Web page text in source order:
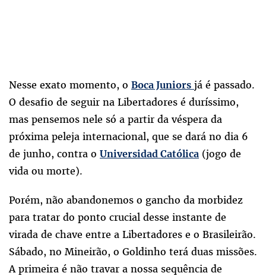
Nesse exato momento, o Boca Juniors já é passado.
O desafio de seguir na Libertadores é duríssimo,
mas pensemos nele só a partir da véspera da
próxima peleja internacional, que se dará no dia 6
de junho, contra o Universidad Católica (jogo de
vida ou morte).
Porém, não abandonemos o gancho da morbidez
para tratar do ponto crucial desse instante de
virada de chave entre a Libertadores e o Brasileirão.
Sábado, no Mineirão, o Goldinho terá duas missões.
A primeira é não travar a nossa sequência de